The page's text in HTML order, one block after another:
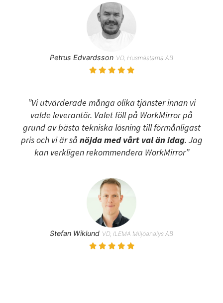
Petrus Edvardsson VD, Husmästarna AB
”Vi utvärderade många olika tjänster innan vi
valde leverantör. Valet föll på WorkMirror på
grund av bästa tekniska lösning till förmånligast
pris och vi är så nöjda med vårt val än idag. Jag
kan verkligen rekommendera WorkMirror”
Stefan Wiklund VD, ILEMA Miljöanalys AB